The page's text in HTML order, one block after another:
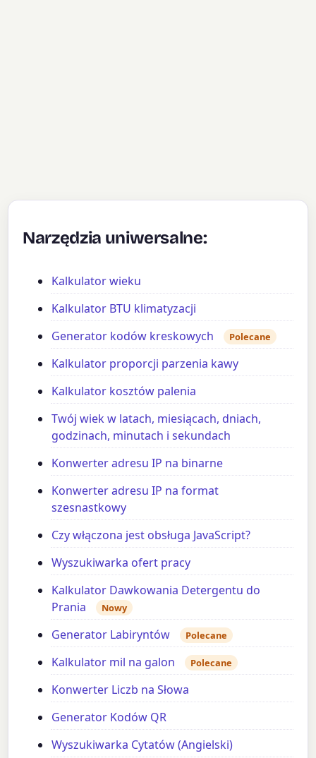
Narzędzia uniwersalne:
Kalkulator wieku
Kalkulator BTU klimatyzacji
Generator kodów kreskowych
Polecane
Kalkulator proporcji parzenia kawy
Kalkulator kosztów palenia
Twój wiek w latach, miesiącach, dniach,
godzinach, minutach i sekundach
Konwerter adresu IP na binarne
Konwerter adresu IP na format
szesnastkowy
Czy włączona jest obsługa JavaScript?
Wyszukiwarka ofert pracy
Kalkulator Dawkowania Detergentu do
Prania
Nowy
Generator Labiryntów Polecane
Kalkulator mil na galon Polecane
Konwerter Liczb na Słowa
Generator Kodów QR
Wyszukiwarka Cytatów (Angielski)